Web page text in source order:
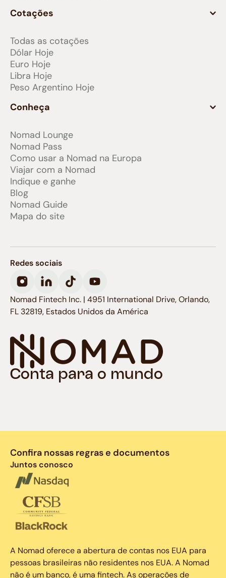
Cotações
Todas as cotações
Dólar Hoje
Euro Hoje
Libra Hoje
Peso Argentino Hoje
Conheça
Nomad Lounge
Nomad Pass
Como usar a Nomad na Europa
Viajar com a Nomad
Indique e ganhe
Blog
Nomad Guide
Mapa do site
Conta para o mundo
Redes sociais
Nomad Fintech Inc. | 4951 International Drive, Orlando,
FL 32819, Estados Unidos da América
Confira nossas regras e documentos
Juntos conosco
A Nomad oferece a abertura de contas nos EUA para
pessoas brasileiras não residentes nos EUA. A Nomad
não é um banco, é uma fintech. As operações de